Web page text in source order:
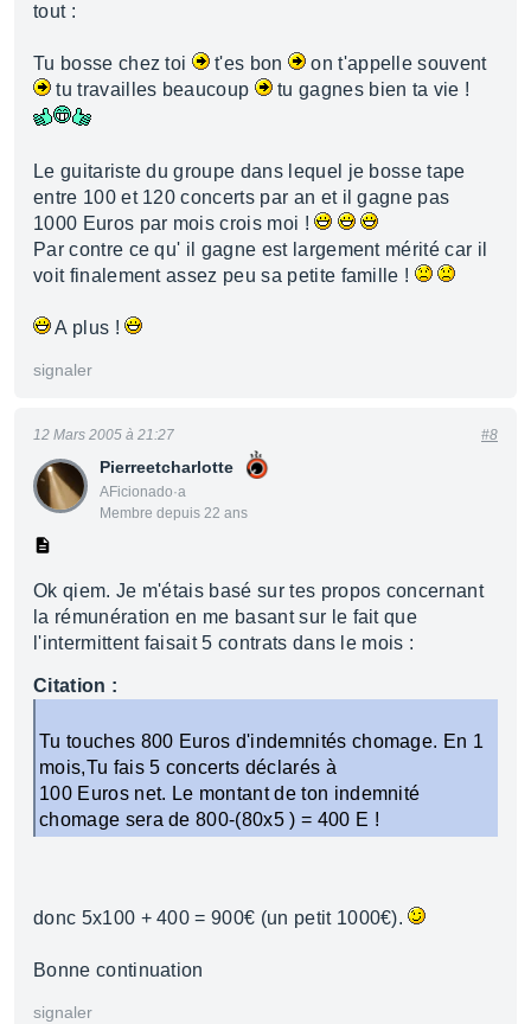
tout :
Tu bosse chez toi t'es bon
on t'appelle souvent
tu travailles beaucoup
tu gagnes bien ta vie !
Le guitariste du groupe dans lequel je bosse tape
entre 100 et 120 concerts par an et il gagne pas
1000 Euros par mois crois moi !
Par contre ce qu' il gagne est largement mérité car il
voit finalement assez peu sa petite famille !
A plus !
signaler
Pierreetcharlotte
AFicionado·a
Membre depuis 22 ans
12 Mars 2005 à 21:27 #8
Ok qiem. Je m'étais basé sur tes propos concernant
la rémunération en me basant sur le fait que
l'intermittent faisait 5 contrats dans le mois :
Citation :
Tu touches 800 Euros d'indemnités chomage. En 1
mois,Tu fais 5 concerts déclarés à
100 Euros net. Le montant de ton indemnité
chomage sera de 800-(80x5 ) = 400 E !
donc 5x100 + 400 = 900€ (un petit 1000€).
Bonne continuation
signaler